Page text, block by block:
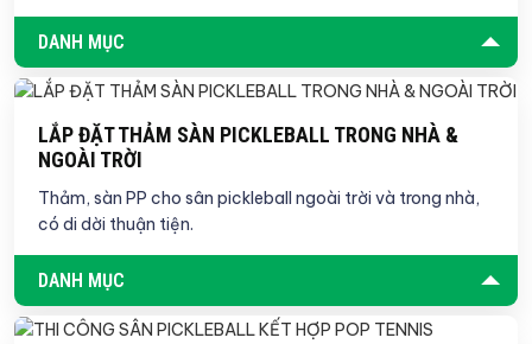
DANH MỤC
LẮP ĐẶT THẢM SÀN PICKLEBALL TRONG NHÀ &
NGOÀI TRỜI
Thảm, sàn PP cho sân pickleball ngoài trời và trong nhà,
DANH MỤC